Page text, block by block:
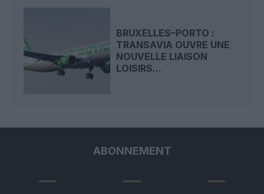
BRUXELLES–PORTO :
TRANSAVIA OUVRE UNE
NOUVELLE LIAISON
LOISIRS...
ABONNEMENT